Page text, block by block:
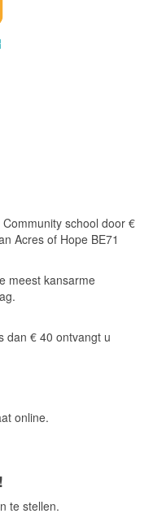
school door €
Acres of Hope BE71
meest kansarme
dan € 40 ontvangt u
online.
te stellen.